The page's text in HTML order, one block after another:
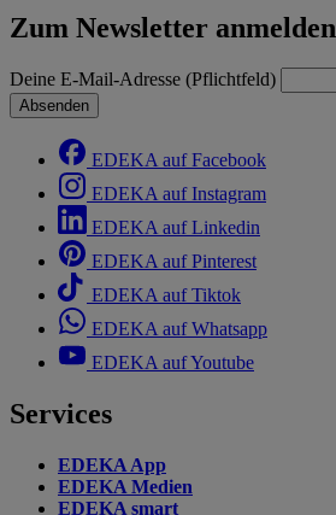
Zum Newsletter anmelden
Deine E-Mail-Adresse (Pflichtfeld)
Absenden
EDEKA auf Facebook
EDEKA auf Instagram
EDEKA auf Linkedin
EDEKA auf Pinterest
EDEKA auf Tiktok
EDEKA auf Whatsapp
EDEKA auf Youtube
Services
EDEKA App
EDEKA Medien
EDEKA smart